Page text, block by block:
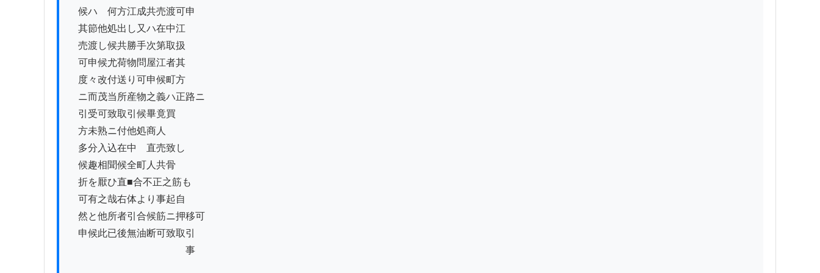
候ハゝ何方江成共売渡可申
其節他処出し又ハ在中江
売渡し候共勝手次第取扱
可申候尤荷物問屋江者其
度々改付送り可申候町方
ニ而茂当所産物之義ハ正路ニ
引受可致取引候畢竟買
方未熟ニ付他処商人
多分入込在中ゟ直売致し
候趣相聞候全町人共骨
折を厭ひ直■合不正之筋も
可有之哉右体より事起自
然と他所者引合候筋ニ押移可
申候此已後無油断可致取引
事